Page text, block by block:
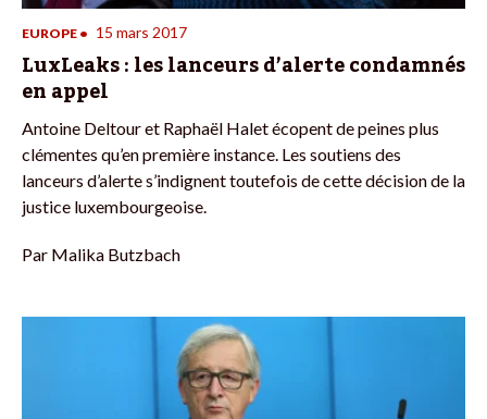
EUROPE • 15 mars 2017
LuxLeaks : les lanceurs d’alerte condamnés
en appel
Antoine Deltour et Raphaël Halet écopent de peines plus
clémentes qu’en première instance. Les soutiens des
lanceurs d’alerte s’indignent toutefois de cette décision de la
justice luxembourgeoise.
Par Malika Butzbach